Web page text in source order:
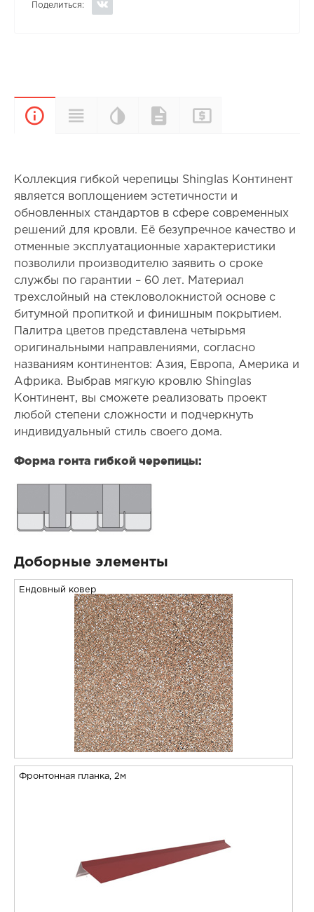
Поделиться:
ОписаниеХарактеристики
Цветовая
палитра
Документы
Коллекция гибкой черепицы Shinglas Континент
является воплощением эстетичности и
обновленных стандартов в сфере современных
решений для кровли. Её безупречное качество и
отменные эксплуатационные характеристики
позволили производителю заявить о сроке
службы по гарантии – 60 лет. Материал
трехслойный на стекловолокнистой основе с
битумной пропиткой и финишным покрытием.
Палитра цветов представлена четырьмя
оригинальными направлениями, согласно
названиям континентов: Азия, Европа, Америка и
Африка. Выбрав мягкую кровлю Shinglas
Континент, вы сможете реализовать проект
любой степени сложности и подчеркнуть
индивидуальный стиль своего дома.
Форма гонта гибкой черепицы:
Доборные элементы
Ендовный ковер
Фронтонная планка, 2м